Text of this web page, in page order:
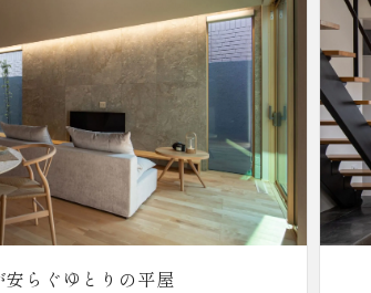
】家族の暮らしに、ちょうどいい。reco.の家